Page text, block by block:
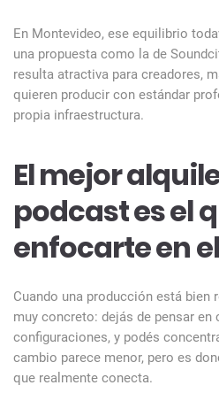
En Montevideo, ese equilibrio
una propuesta como la de
resulta atractiva para creadores,
quieren producir con estándar
propia infraestructura.
El mejor
podcast es el
enfocarte en
Cuando una producción está bien
muy concreto: dejás de pensar en
configuraciones, y podés
cambio parece menor, pero es
que realmente conecta.